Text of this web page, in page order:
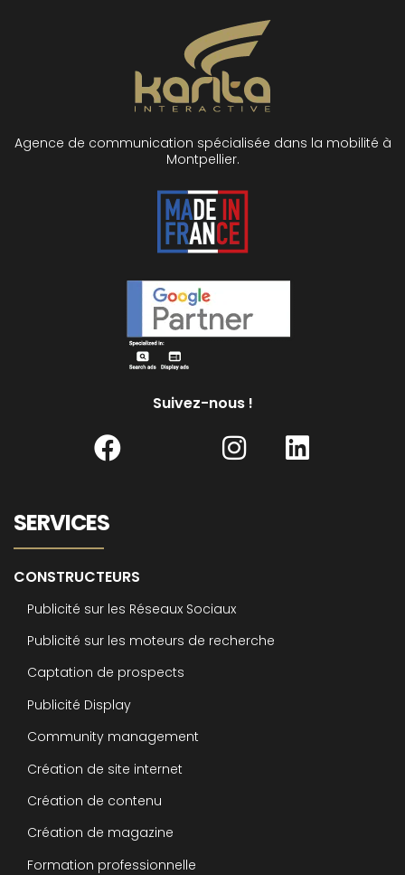
Agence de communication spécialisée dans la mobilité à
Montpellier.
Suivez-nous !
SERVICES
CONSTRUCTEURS
Publicité sur les Réseaux Sociaux
Publicité sur les moteurs de recherche
Captation de prospects
Publicité Display
Community management
Création de site internet
Création de contenu
Création de magazine
Formation professionnelle